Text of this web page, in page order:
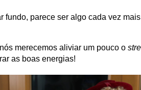
fundo, parece ser algo cada vez
merecemos aliviar um pouco o
as boas energias!